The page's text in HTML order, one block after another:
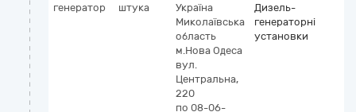
генератор
штука
Україна
Миколаївська
область
м.Нова Одеса
вул.
Центральна,
220
по 08-06-
Дизель-
генераторні
установки